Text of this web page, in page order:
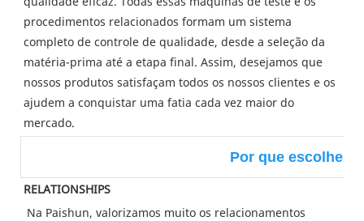
procedimentos relacionados formam um sistema
completo de controle de qualidade, desde a seleção da
matéria-prima até a etapa final. Assim, desejamos que
nossos produtos satisfaçam todos os nossos clientes e os
ajudem a conquistar uma fatia cada vez maior do
mercado.
Por que escolher
RELATIONSHIPS
Na Paishun, valorizamos muito os relacionamentos